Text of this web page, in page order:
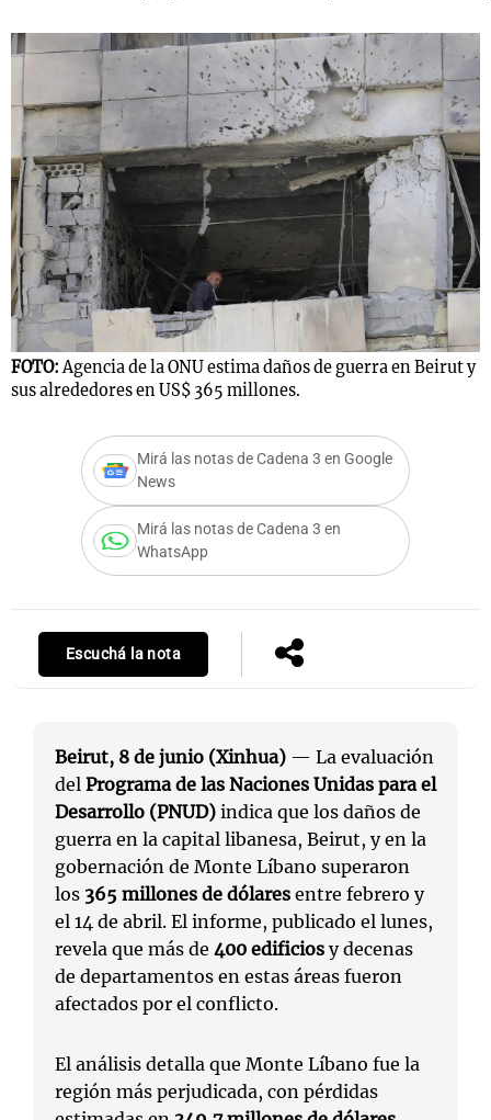
FOTO:Agencia de la ONU estima daños de guerra en Beirut y
sus alrededores en US$ 365 millones.
Mirá las notas de Cadena 3 en Google
News
Mirá las notas de Cadena 3 en
WhatsApp
Escuchá la nota
Beirut, 8 de junio (Xinhua) — La evaluación
del Programa de las Naciones Unidas para el
Desarrollo (PNUD) indica que los daños de
guerra en la capital libanesa, Beirut, y en la
gobernación de Monte Líbano superaron
los 365 millones de dólares entre febrero y
el 14 de abril. El informe, publicado el lunes,
revela que más de 400 edificios y decenas
de departamentos en estas áreas fueron
afectados por el conflicto.
El análisis detalla que Monte Líbano fue la
región más perjudicada, con pérdidas